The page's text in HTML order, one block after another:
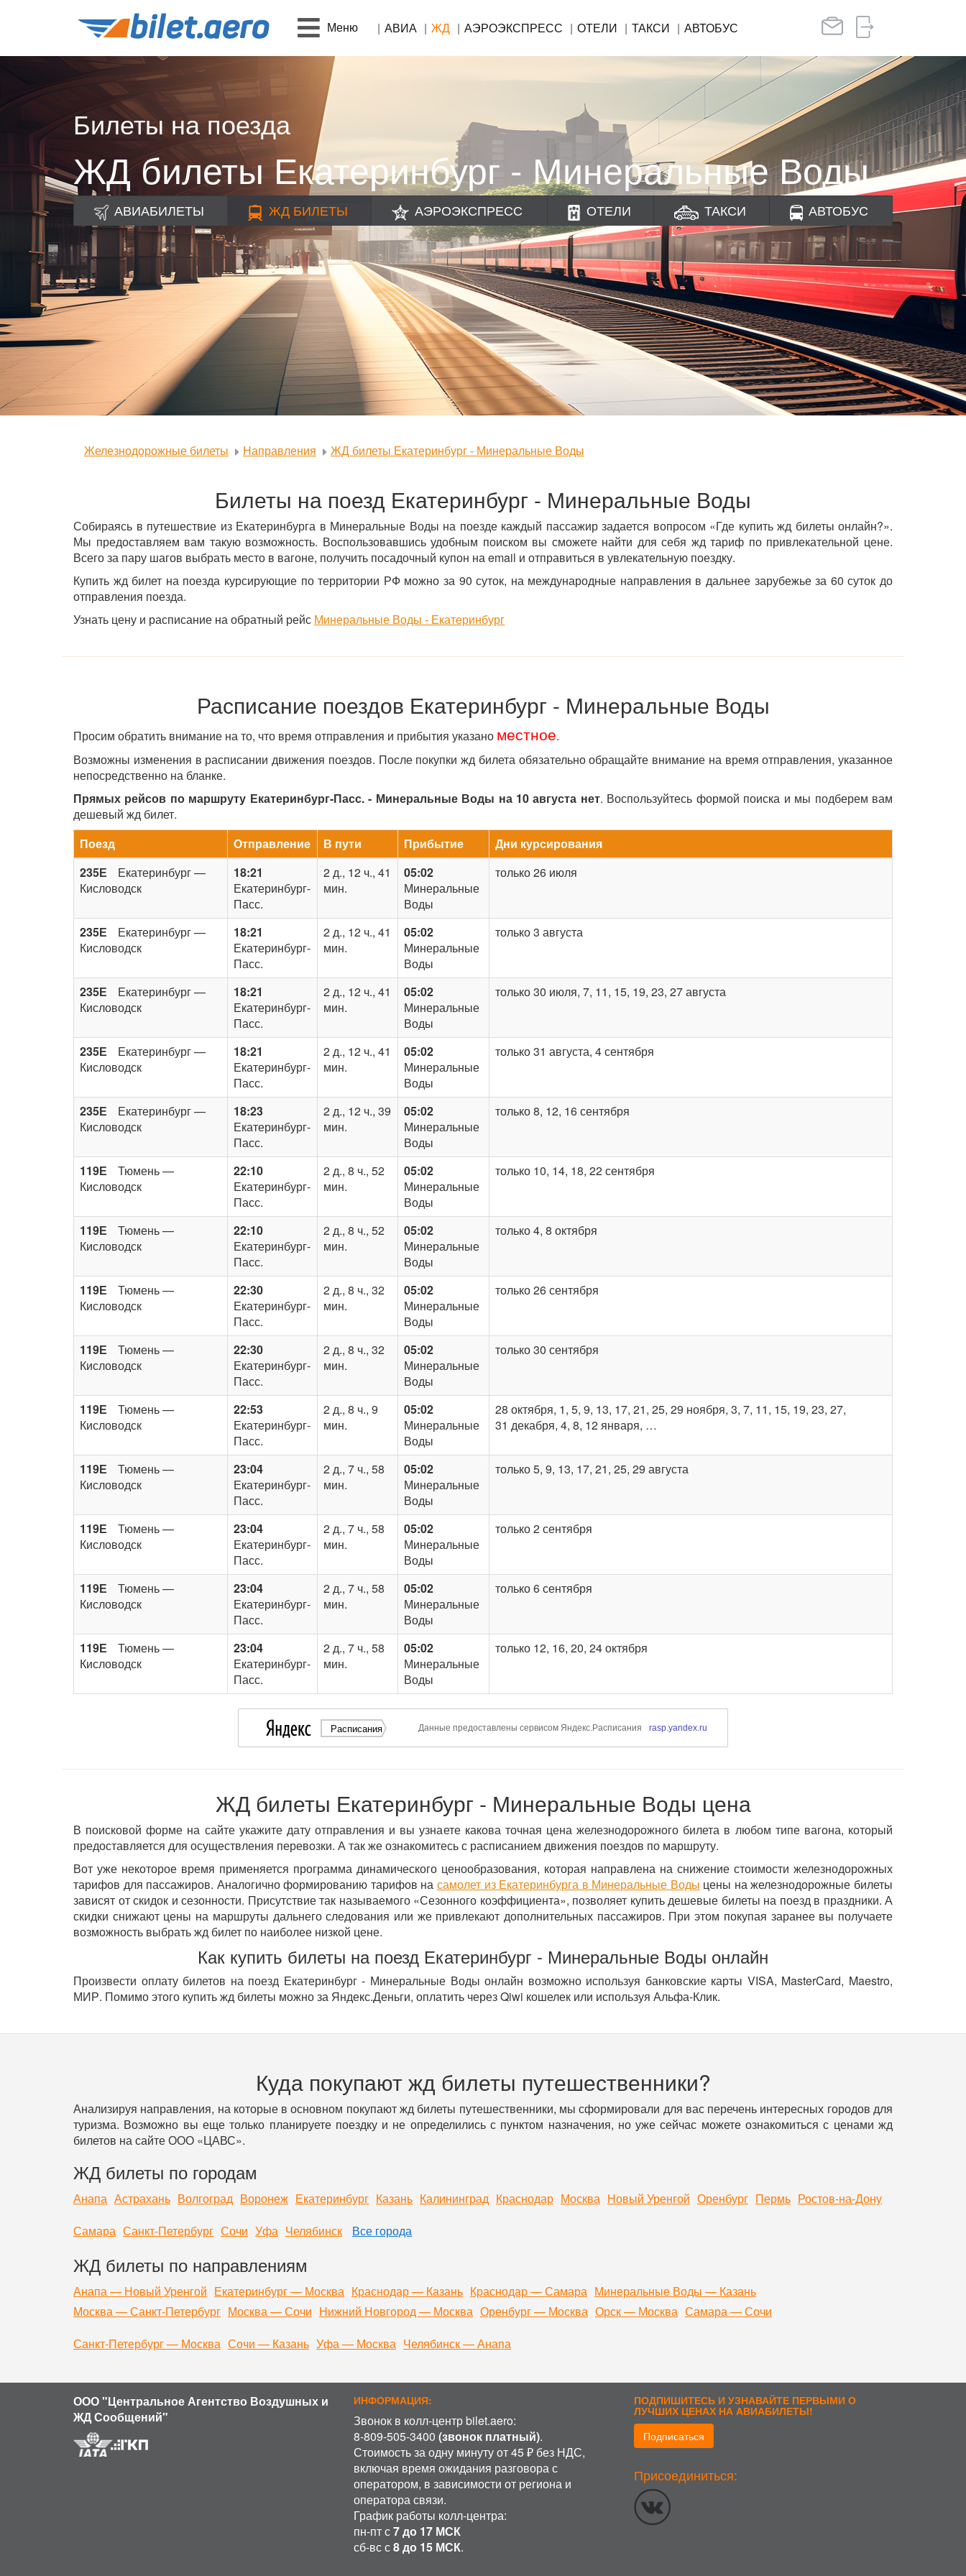
Меню АВИА ЖД АЭРОЭКСПРЕСС ОТЕЛИ ТАКСИ АВТОБУС
Билеты на поезда
ЖД билеты Екатеринбург - Минеральные Воды
АВИАБИЛЕТЫ ЖД БИЛЕТЫ АЭРОЭКСПРЕСС ОТЕЛИ ТАКСИ АВТОБУС
Железнодорожные билеты Направления ЖД билеты Екатеринбург - Минеральные Воды
Билеты на поезд Екатеринбург - Минеральные Воды
Собираясь в путешествие из Екатеринбурга в Минеральные Воды на поезде каждый пассажир задается вопросом «Где купить жд билеты онлайн?».
Мы предоставляем вам такую возможность. Воспользовавшись удобным поиском вы сможете найти для себя жд тариф по привлекательной цене.
Всего за пару шагов выбрать место в вагоне, получить посадочный купон на email и отправиться в увлекательную поездку.
Купить жд билет на поезда курсирующие по территории РФ можно за 90 суток, на международные направления в дальнее зарубежье за 60 суток до
отправления поезда.
Узнать цену и расписание на обратный рейс Минеральные Воды - Екатеринбург
Расписание поездов Екатеринбург - Минеральные Воды
Просим обратить внимание на то, что время отправления и прибытия указано местное.
Возможны изменения в расписании движения поездов. После покупки жд билета обязательно обращайте внимание на время отправления, указанное
непосредственно на бланке.
Прямых рейсов по маршруту Екатеринбург-Пасс. - Минеральные Воды на 10 августа нет. Воспользуйтесь формой поиска и мы подберем вам
дешевый жд билет.
Поезд
Отправление В пути Прибытие
Дни курсирования
235Е
Екатеринбург —
Кисловодск
18:21
Екатеринбург-
Пасс.
2 д., 12 ч., 41
мин.
05:02
Минеральные
Воды
только 26 июля
235Е
Екатеринбург —
Кисловодск
18:21
Екатеринбург-
Пасс.
2 д., 12 ч., 41
мин.
05:02
Минеральные
Воды
только 3 августа
235Е
Екатеринбург —
Кисловодск
18:21
Екатеринбург-
Пасс.
2 д., 12 ч., 41
мин.
05:02
Минеральные
Воды
только 30 июля, 7, 11, 15, 19, 23, 27 августа
235Е
Екатеринбург —
Кисловодск
18:21
Екатеринбург-
Пасс.
2 д., 12 ч., 41
мин.
05:02
Минеральные
Воды
только 31 августа, 4 сентября
235Е
Екатеринбург —
Кисловодск
18:23
Екатеринбург-
Пасс.
2 д., 12 ч., 39
мин.
05:02
Минеральные
Воды
только 8, 12, 16 сентября
119Е
Тюмень —
Кисловодск
22:10
Екатеринбург-
Пасс.
2 д., 8 ч., 52
мин.
05:02
Минеральные
Воды
только 10, 14, 18, 22 сентября
119Е
Тюмень —
Кисловодск
22:10
Екатеринбург-
Пасс.
2 д., 8 ч., 52
мин.
05:02
Минеральные
Воды
только 4, 8 октября
119Е
Тюмень —
Кисловодск
22:30
Екатеринбург-
Пасс.
2 д., 8 ч., 32
мин.
05:02
Минеральные
Воды
только 26 сентября
119Е
Тюмень —
Кисловодск
22:30
Екатеринбург-
Пасс.
2 д., 8 ч., 32
мин.
05:02
Минеральные
Воды
только 30 сентября
119Е
Тюмень —
Кисловодск
22:53
Екатеринбург-
Пасс.
2 д., 8 ч., 9
мин.
05:02
Минеральные
Воды
28 октября, 1, 5, 9, 13, 17, 21, 25, 29 ноября, 3, 7, 11, 15, 19, 23, 27,
31 декабря, 4, 8, 12 января, …
119Е
Тюмень —
Кисловодск
23:04
Екатеринбург-
Пасс.
2 д., 7 ч., 58
мин.
05:02
Минеральные
Воды
только 5, 9, 13, 17, 21, 25, 29 августа
119Е
Тюмень —
Кисловодск
23:04
Екатеринбург-
Пасс.
2 д., 7 ч., 58
мин.
05:02
Минеральные
Воды
только 2 сентября
119Е
Тюмень —
Кисловодск
23:04
Екатеринбург-
Пасс.
2 д., 7 ч., 58
мин.
05:02
Минеральные
Воды
только 6 сентября
119Е
Тюмень —
Кисловодск
23:04
Екатеринбург-
Пасс.
2 д., 7 ч., 58
мин.
05:02
Минеральные
Воды
только 12, 16, 20, 24 октября
Расписания Данные предоставлены сервисом Яндекс.Расписания rasp.yandex.ru
ЖД билеты Екатеринбург - Минеральные Воды цена
В поисковой форме на сайте укажите дату отправления и вы узнаете какова точная цена железнодорожного билета в любом типе вагона, который
предоставляется для осуществления перевозки. А так же ознакомитесь с расписанием движения поездов по маршруту.
Вот уже некоторое время применяется программа динамического ценообразования, которая направлена на снижение стоимости железнодорожных
тарифов для пассажиров. Аналогично формированию тарифов на самолет из Екатеринбурга в Минеральные Воды цены на железнодорожные билеты
зависят от скидок и сезонности. Присутствие так называемого «Сезонного коэффициента», позволяет купить дешевые билеты на поезд в праздники. А
скидки снижают цены на маршруты дальнего следования или же привлекают дополнительных пассажиров. При этом покупая заранее вы получаете
возможность выбрать жд билет по наиболее низкой цене.
Как купить билеты на поезд Екатеринбург - Минеральные Воды онлайн
Произвести оплату билетов на поезд Екатеринбург - Минеральные Воды онлайн возможно используя банковские карты VISA, MasterCard, Maestro,
МИР. Помимо этого купить жд билеты можно за Яндекс.Деньги, оплатить через Qiwi кошелек или используя Альфа-Клик.
Куда покупают жд билеты путешественники?
Анализируя направления, на которые в основном покупают жд билеты путешественники, мы сформировали для вас перечень интересных городов для
туризма. Возможно вы еще только планируете поездку и не определились с пунктом назначения, но уже сейчас можете ознакомиться с ценами жд
билетов на сайте ООО «ЦАВС».
ЖД билеты по городам
Анапа Астрахань Волгоград Воронеж Екатеринбург Казань Калининград Краснодар Москва Новый Уренгой Оренбург Пермь Ростов-на-Дону
Самара Санкт-Петербург Сочи Уфа Челябинск Все города
ЖД билеты по направлениям
Анапа — Новый Уренгой Екатеринбург — Москва Краснодар — Казань Краснодар — Самара Минеральные Воды — Казань
Москва — Санкт-Петербург Москва — Сочи Нижний Новгород — Москва Оренбург — Москва Орск — Москва Самара — Сочи
Санкт-Петербург — Москва Сочи — Казань Уфа — Москва Челябинск — Анапа
ООО "Центральное Агентство Воздушных и
ЖД Сообщений"
ИНФОРМАЦИЯ:
Звонок в колл-центр bilet.aero:
8-809-505-3400 (звонок платный).
Стоимость за одну минуту от 45 ₽ без НДС,
включая время ожидания разговора с
оператором, в зависимости от региона и
оператора связи.
График работы колл-центра:
пн-пт с7 до 17 МСК
сб-вс с8 до 15 МСК.
ПОДПИШИТЕСЬ И УЗНАВАЙТЕ ПЕРВЫМИ О
ЛУЧШИХ ЦЕНАХ НА АВИАБИЛЕТЫ!
Подписаться
Присоединиться:
ИСПОЛЬЗОВАНИЕ COOKIE
Продолжая использовать наш сайт, вы даете согласие на обработку файлов cookie, пользовательских данных (сведения о местоположении; тип и версия ОС; тип и версия Браузера; тип
устройства и разрешение его экрана; источник откуда пришел на сайт пользователь; с какого сайта или по какой рекламе; язык ОС и Браузера; какие страницы открывает и на какие
кнопки нажимает пользователь; ip-адрес) в целях функционирования сайта, проведения ретаргетинга и проведения статистических исследований и обзоров. Если вы не хотите, чтобы
Политика конфиденциальности